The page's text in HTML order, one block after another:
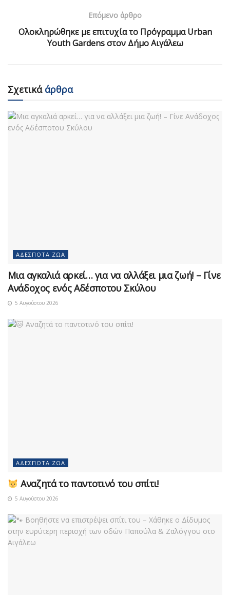
Επόμενο άρθρο
Ολοκληρώθηκε με επιτυχία το Πρόγραμμα Urban
Youth Gardens στον Δήμο Αιγάλεω
Σχετικάάρθρα
ΑΔΈΣΠΟΤΑ ΖΏΑ
Μια αγκαλιά αρκεί… για να αλλάξει μια ζωή! – Γίνε
Ανάδοχος ενός Αδέσποτου Σκύλου
5 Αυγούστου 2026
ΑΔΈΣΠΟΤΑ ΖΏΑ
Αναζητά το παντοτινό του σπίτι!
5 Αυγούστου 2026